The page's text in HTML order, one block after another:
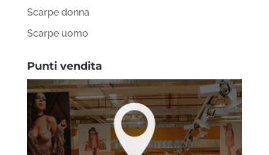
Scarpe donna
Scarpe uomo
Punti vendita